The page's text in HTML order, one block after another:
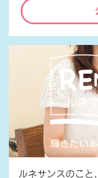
ルネサンスのこ